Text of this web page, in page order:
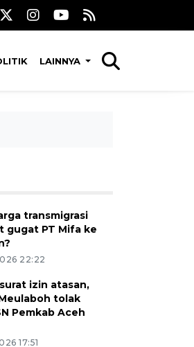
LAINNYA
transmigrasi
gugat PT Mifa ke
22:22
izin atasan,
tolak
Pemkab Aceh
17:51